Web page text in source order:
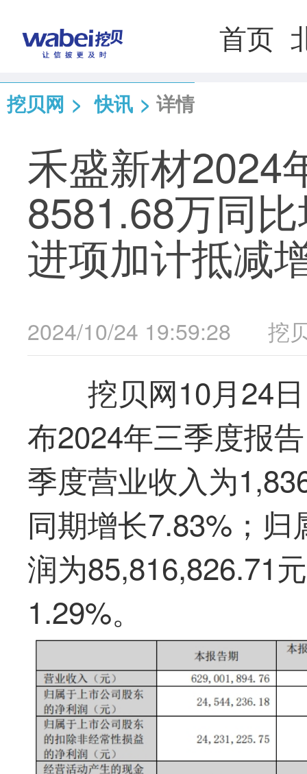
首页
挖贝网 > 快讯 > 详情
禾盛新材2024
8581.68万同
进项加计抵减
2024/10/24 19:59:28 挖
挖贝网10月24
布2024年三季度报
季度营业收入为
同期增长7.83%；归
润为85,816,826.71
1.29%。